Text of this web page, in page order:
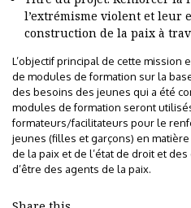
l’extrémisme violent et leur
construction de la paix à
L’objectif principal de cette mission
de modules de formation sur la
des besoins des jeunes qui a été
modules de formation seront
formateurs/facilitateurs pour le
jeunes (filles et garçons) en
de la paix et de l’état de droit et
d’être des agents de la paix.